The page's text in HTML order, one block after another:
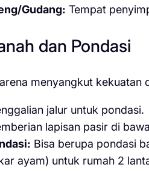
Gudang: Tempat
dan Pondasi
menyangkut kekuatan
jalur untuk pondasi.
lapisan pasir di
Bisa berupa pondasi
ayam) untuk rumah 2